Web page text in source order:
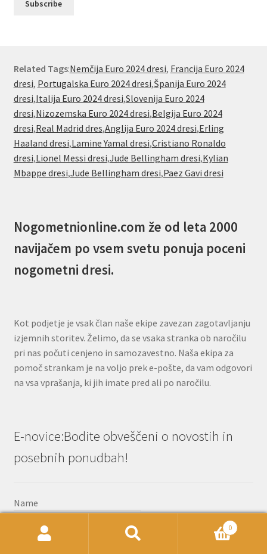
Related Tags:Nemčija Euro 2024 dresi, Francija Euro 2024
dresi, Portugalska Euro 2024 dresi,Španija Euro 2024
dresi,Italija Euro 2024 dresi,Slovenija Euro 2024
dresi,Nizozemska Euro 2024 dresi,Belgija Euro 2024
dresi,Real Madrid dres,Anglija Euro 2024 dresi,Erling
Haaland dresi,Lamine Yamal dresi,Cristiano Ronaldo
dresi,Lionel Messi dresi,Jude Bellingham dresi,Kylian
Mbappe dresi,Jude Bellingham dresi,Paez Gavi dresi
Nogometnionline.com že od leta 2000
navijačem po vsem svetu ponuja poceni
nogometni dresi.
Kot podjetje je vsak član naše ekipe zavezan zagotavljanju
izjemnih storitev. Želimo, da se vsaka stranka ob naročilu
pri nas počuti cenjeno in samozavestno. Naša ekipa za
pomoč strankam je na voljo prek e-pošte, da vam odgovori
na vsa vprašanja, ki jih imate pred ali po naročilu.
E-novice:Bodite obveščeni o novostih in
posebnih ponudbah!
Name
0